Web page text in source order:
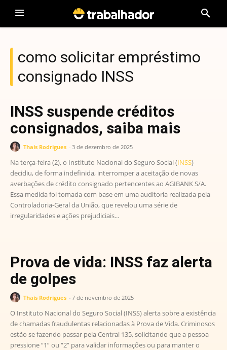
como solicitar empréstimo
consignado INSS
INSS suspende créditos
consignados, saiba mais
Thais Rodrigues - 3 de dezembro de 2025
Na terça-feira (2), o Instituto Nacional do Seguro Social (INSS)
decidiu, de forma indefinida, interromper a aceitação de novas
averbações de crédito consignado pertencentes ao AGIBANK S/A.
Essa medida foi tomada com base em uma auditoria realizada pela
Controladoria-Geral da União, que revelou uma série de
irregularidades e ações prejudiciais...
Prova de vida: INSS faz alerta
de golpes
Thais Rodrigues - 7 de novembro de 2025
O Instituto Nacional do Seguro Social (INSS) alerta sobre a existência
de chamadas fraudulentas relacionadas à Prova de Vida. Criminosos
estão se fazendo passar pela Central 135, solicitando que a pessoa
pressione “1” ou “2” para validar informações ou para manter o